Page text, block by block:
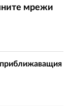
мрежи